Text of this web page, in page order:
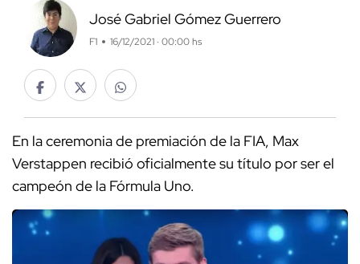
José Gabriel Gómez Guerrero
F1 16/12/2021 · 00:00 hs
En la ceremonia de premiación de la FIA, Max
Verstappen recibió oficialmente su título por ser el
campeón de la Fórmula Uno.